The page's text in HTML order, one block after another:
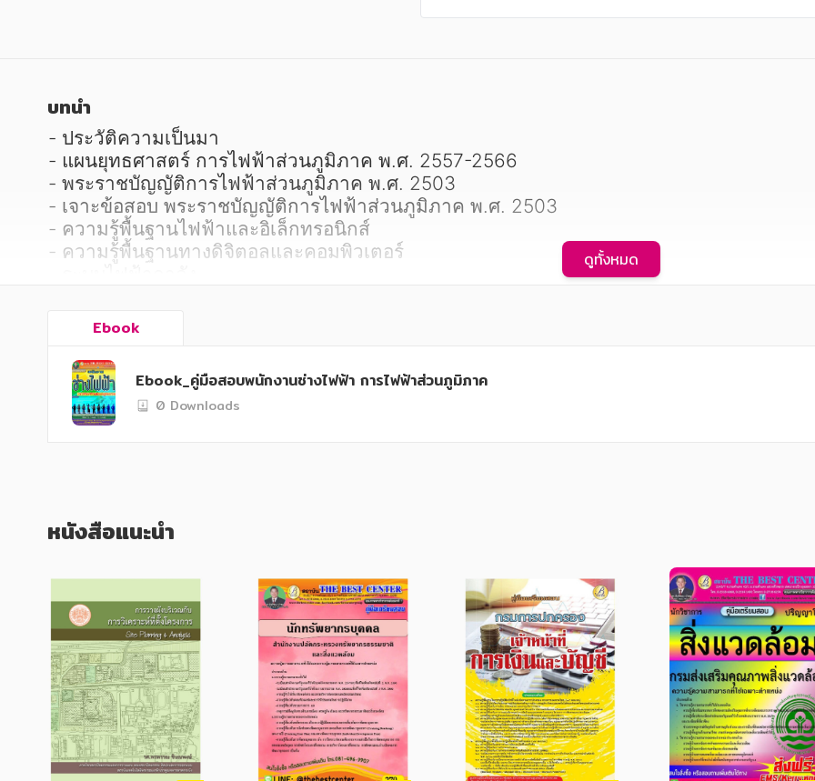
การ์ตูนความรู้ การ์ตูน
การ์ตูนมังงะ (Manga)
การ์ตูนความรู้ การ์ตูน
การ์ตูนมังงะ (Manga)
บทนำ
- ประวัติความเป็นมา
- แผนยุทธศาสตร์ การไฟฟ้าส่วนภูมิภาค พ.ศ. 2557-2566
- พระราชบัญญัติการไฟฟ้าส่วนภูมิภาค พ.ศ. 2503
- เจาะข้อสอบ พระราชบัญญัติการไฟฟ้าส่วนภูมิภาค พ.ศ. 2503
- ความรู้พื้นฐานไฟฟ้าและอิเล็กทรอนิกส์
- ความรู้พื้นฐานทางดิจิตอลและคอมพิวเตอร์
- ระบบแสงสว่าง
- ความรู้เกี่ยวกับการติดตั้ง
- การซ่อมแซม บำรุงรักษาเครื่องมือเครื่องใช้เกี่ยวไฟฟ้า และระบบไฟฟ้า
- การวิเคราะห์และคำนวณหาค่าวงจรไฟฟ้าอิเล็กทรอนิกส์
- ความรู้พื้นฐานระบบเครื่องรับ-ส่งวิทยุโทรศัพท์
- เจาะข้อสอบพนักงานช่างไฟฟ้า ชุดที่ 1. (จานวน 100 ข้อ)
- เจาะข้อสอบพนักงานช่างไฟฟ้า ชุดที่ 2. (จานวน 100 ข้อ)
   คู่มือเตรียมสอบ ตำแหน่ง พนักงานช่างไฟฟ้า การไฟฟ้าส่วนภูมิภาค เล่มนี้ โดยทางสถาบัน THE BEST CENTER และคณะได้เรียบเรียงขึ้น
เพื่อให้ผู้สมัครสอบใช้สำหรับเตรียมตัวสอบในการสอบแข่งขันฯ ในครั้งนี้
ดังนั้นทางสถาบัน THE BEST CENTER ได้เล็งเห็นความสำคัญจึงได้จัดทำหนังสือเล่มนี้ขึ้นมา ป
ระเบียบและเจาะแนวข้อสอบเพื่อให้ผู้ที่สอบได้เตรียมตัวอ่านล่วงหน้า มีความพร้อมในการทำข้อ
ดูทั้งหมด
Ebook
Ebook_คู่มือสอบพนักงานช่างไฟฟ้า การไฟฟ้าส่วนภูมิภาค
0 Downloads
หนังสือแนะนำ